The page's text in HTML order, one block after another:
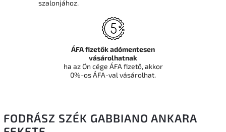
FODRÁSZ SZÉK GABBIANO ANKARA
szalonjához.
ÁFA fizetők adómentesen
vásárolhatnak
ha az Ön cége ÁFA fizető, akkor
0%-os ÁFA-val vásárolhat.